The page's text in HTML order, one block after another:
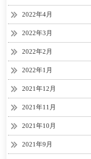
2022年4月
2022年3月
2022年2月
2022年1月
2021年12月
2021年11月
2021年10月
2021年9月